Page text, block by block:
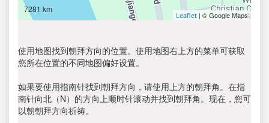
7281 km
Leaflet | © Google Maps
使用地图找到朝拜方向的位置。使用地图右上方的菜单可获取
您所在位置的不同地图偏好设置。
如果要使用指南针找到朝拜方向，请使用上方的朝拜角。在指
南针向北（N）的方向上顺时针滚动并找到朝拜角。现在，您可
以朝朝拜方向祈祷。